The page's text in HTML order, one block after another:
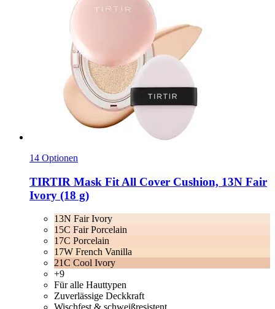
14 Optionen
TIRTIR Mask Fit All Cover Cushion, 13N Fair
Ivory (18 g)
13N Fair Ivory
15C Fair Porcelain
17C Porcelain
17W French Vanilla
21C Cool Ivory
+9
Für alle Hauttypen
Zuverlässige Deckkraft